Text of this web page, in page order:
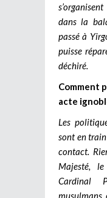
dans la
passé à
puisse
déchiré.
Comment
acte
Les
sont en
contact.
Majesté,
Cardinal
musulmans